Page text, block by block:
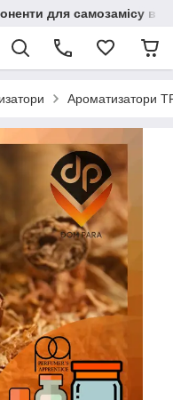
для самозамісу
Ароматизатори